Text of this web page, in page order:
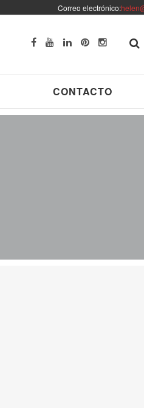
Correo electrónico:
CONTACTO